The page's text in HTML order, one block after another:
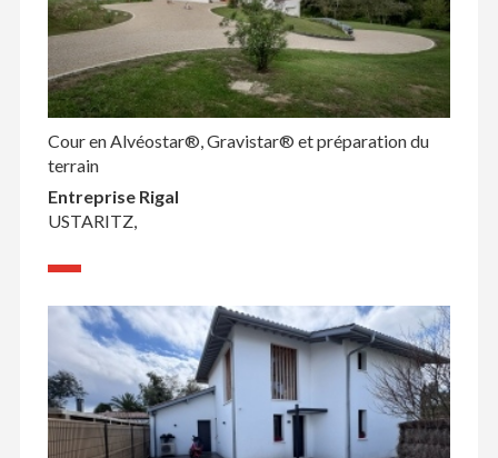
Cour en Alvéostar®, Gravistar® et préparation du
terrain
Entreprise Rigal
USTARITZ,